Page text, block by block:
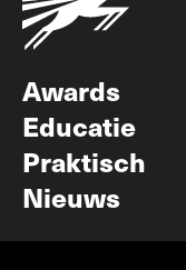
Awards
Educatie
Praktisch
Nieuws